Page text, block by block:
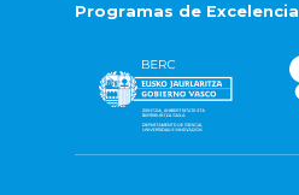
Programas de Excelencia